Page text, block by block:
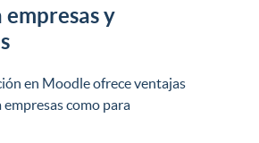
y
en Moodle ofrece ventajas
como para